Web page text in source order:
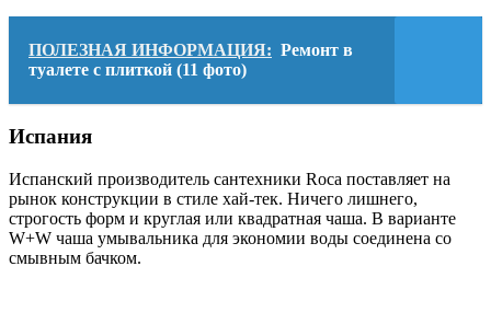
ПОЛЕЗНАЯ ИНФОРМАЦИЯ: Ремонт в
туалете с плиткой (11 фото)
Испания
Испанский производитель сантехники Roca поставляет на
рынок конструкции в стиле хай-тек. Ничего лишнего,
строгость форм и круглая или квадратная чаша. В варианте
W+W чаша умывальника для экономии воды соединена со
смывным бачком.